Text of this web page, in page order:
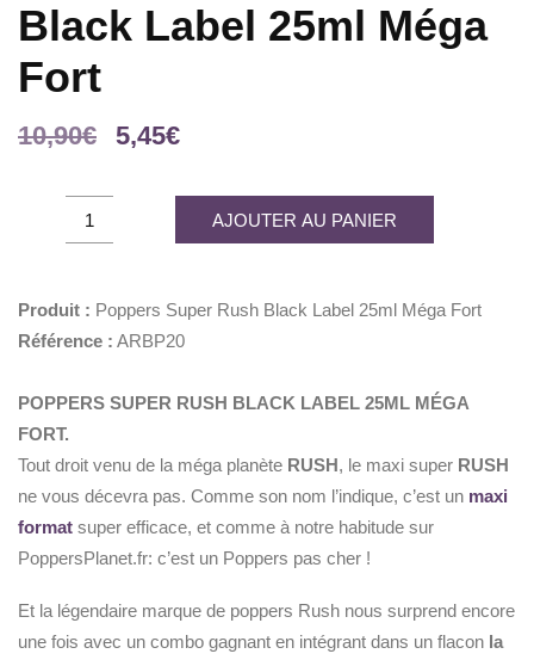
Black Label 25ml Méga
Fort
10,90€
Le
initial
5,45€Le
actuel
est :
Poppers
Super
Black
Label
Méga
Fort
quantity
AJOUTER AU PANIER
Produit : Poppers Super Rush Black Label 25ml Méga Fort
Référence : ARBP20
POPPERS SUPER RUSH BLACK LABEL 25ML MÉGA
FORT.
Tout droit venu de la méga planète RUSH, le maxi super RUSH
ne vous décevra pas. Comme son nom l’indique, c’est un maxi
format super efficace, et comme à notre habitude sur
PoppersPlanet.fr: c’est un Poppers pas cher !
Et la légendaire marque de poppers Rush nous surprend encore
une fois avec un combo gagnant en intégrant dans un flacon la